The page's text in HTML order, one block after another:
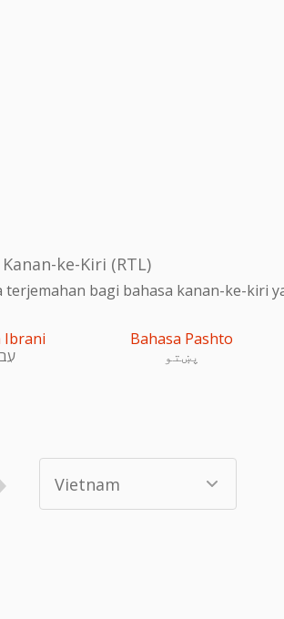
ke-Kiri (RTL)
bagi bahasa kanan-ke-kiri
Ibrani
Bahasa Pashto
پښتو